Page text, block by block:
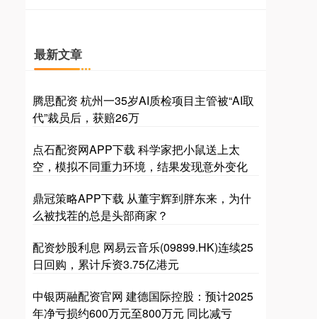
最新文章
腾思配资 杭州一35岁AI质检项目主管被“AI取
代”裁员后，获赔26万
点石配资网APP下载 科学家把小鼠送上太
空，模拟不同重力环境，结果发现意外变化
鼎冠策略APP下载 从董宇辉到胖东来，为什
么被找茬的总是头部商家？
配资炒股利息 网易云音乐(09899.HK)连续25
日回购，累计斥资3.75亿港元
中银两融配资官网 建德国际控股：预计2025
年净亏损约600万元至800万元 同比减亏